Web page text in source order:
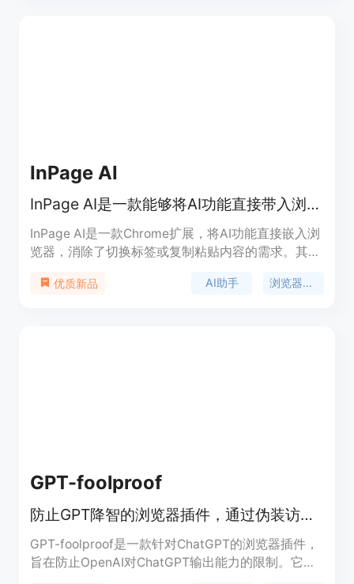
InPage AI
InPage AI是一款能够将AI功能直接带入浏览器的Chrome扩展，帮助用户撰写邮件、生成内容、总结网页等。
InPage AI是一款Chrome扩展，将AI功能直接嵌入浏
览器，消除了切换标签或复制粘贴内容的需求。其主
想回复，适用于各类网站，提供简单实惠的价格。
优质新品 AI助手 浏览器插件
GPT-foolproof
防止GPT降智的浏览器插件，通过伪装访问行为提升ChatGPT的使用体验。
GPT-foolproof是一款针对ChatGPT的浏览器插件，
旨在防止OpenAI对ChatGPT输出能力的限制。它通